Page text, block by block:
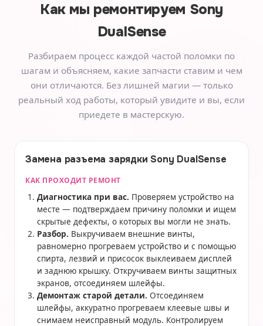
Как мы ремонтируем Sony
DualSense
Разбираем процесс каждой частой поломки по
шагам и объясняем, какие запчасти ставим и чем
они отличаются. Без лишней магии — только
реальный ход работы, который увидите и вы, если
приедете в мастерскую.
Замена разъема зарядки Sony DualSense
КАК ПРОХОДИТ РЕМОНТ
Диагностика при вас. Проверяем устройство на
месте — подтверждаем причину поломки и ищем
скрытые дефекты, о которых вы могли не знать.
Разбор. Выкручиваем внешние винты,
равномерно прогреваем устройство и с помощью
спирта, лезвий и присосок выклеиваем дисплей
и заднюю крышку. Откручиваем винты защитных
экранов, отсоединяем шлейфы.
Демонтаж старой детали. Отсоединяем
шлейфы, аккуратно прогреваем клеевые швы и
снимаем неисправный модуль. Контролируем